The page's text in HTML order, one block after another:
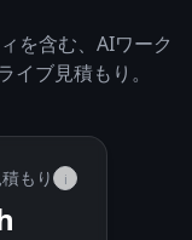
を含む、AIワーク
イブ見積もり。
もり i